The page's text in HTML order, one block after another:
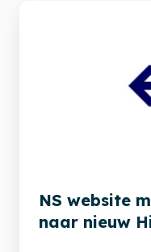
CMSNS website
naar nieuw